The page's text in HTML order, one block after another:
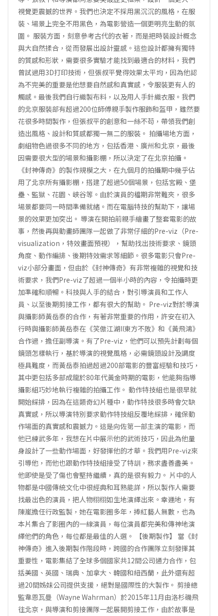
視覺更震撼的世界。我們也決定不採用黑沉沉的風格，在服
裝、場景上完全不用黑色，為電影營造一個更明亮生動的氛
圍。 服裝方面，刻意參考古代的衣著，而是把時裝設計概念
與大自然揉合，從而發展出設計靈感。這些設計都擁有獨特
的質感和形狀，需要很多實驗才能找到最適合的材料，我們
曾試過用3D打印技術，但張叔平覺得效果太平均，因為他認
為不完美的重要是他想要自然感和真實感，令服裝更有人的
觸感。最後我們自行織製布料，以及用人手針織衣服。我們
的北京服裝部有超過200位師傅親手製作服飾和盔甲，雖然要
花很多時間製作，但張叔平的創意和一絲不苟，帶領我們創
造出風格、設計和質感都獨一無二的服裝。 拍攝場地方面，
劇組物色過很多不同的地方，包括香港、廣州和北京，最後
因需要很大型的場景和攝影棚，所以決定了在北京拍攝。
《封神傳奇》的製作規模之大，在九個月的拍攝期中幾乎佔
用了北京所有攝影棚，搭建了超過50個場景，包括宮殿、堡
壘、監獄、花園、峽谷等。由於演員的檔期非常難夾，很多
場景都要同一時間準備就緒。而在電腦特技的幫助下，讓場
景的效果更加突出。 導演在開拍前親手繪畫了整套電影的故
事，然後再與動畫師團隊一起做了非常仔細的Pre-viz（Pre-
visualization，特效畫面預視），幫助找出技術要求、鏡頭
角度、動作編排、後期特效需求等細節。很多電影只會Pre-
viz小部分畫面，但由於《封神傳奇》有非常複雜的視覺和技
術要求，我們Pre-viz了超過一個半小時的內容，令拍攝時更
加準確和順暢。科技與人手的結合，對引導演員和工作人
員、以至後期剪接工作，都有很大的幫助。 Pre-viz對於導演
與攝影師黃岳泰的合作，有著非常重要的作用，許安在初入
行時與攝影師黃岳泰在《笑傲江湖II東方不敗》和《黃飛鴻》
合作過，擔任副導演。有了Pre-viz，他們可以預先計劃每個
鏡頭怎樣執行，基於導演的視覺風格，必需鏡頭設計及調度
極具難度，而黃岳泰拍過超過200部電影的豐富經驗和技巧，
其中更包括多部成龍於80年代黃金時期的電影，他能夠指導
攝影組巧妙地執行複雜的拍攝工作。 動作特技組也是很早就
開始綵排，因為在這類奇幻片種中，動作特技很多時會欠缺
真實感，所以導演特別要求動作特技組反覆地綵排，確保動
作場面的真實感和震撼力。這是向佐第一部主演的電影，而
他已練武多年，我想在片中展示他的武術技巧，因此為他量
身設計了一些動作場面，好發揮他的才華。我們用Pre-viz來
引導他，而他也跟動作特技組接受了特訓，務求盡善盡美。
他即使是受了傷也會堅持繼續，真的是很有毅力。 片中的人
物都是中國傳統文化中很經典和耳熟能詳，所以製作人需要
找最出色的演員，把人物栩栩如生地演繹出來。幸運地，有
陳嵐擔任行政監製，她在電影圈多年，捧紅藝人無數，也為
本片集合了影圈內的一線演員，每位演員都完美和傳神地演
繹他們的角色，每位都是最佳的人選。 【後期製作】 當《封
神傳奇》進入後期製作階段時，跨國的合作團隊立刻發揮其
重要性，電影集結了全球多個國家共12間公司通力合作，包
括美國、英國、瑞典、加拿大、韓國和紐西蘭，此外還有超
過20間姊妹公司提供支援，絕對是國際性的大製作。 剪接總
監韋恩瓦曼（Wayne Wahrman）於2015年11月由洛杉磯飛
往北京，與導演和剪接團隊一起展開剪接工作，由於故事是